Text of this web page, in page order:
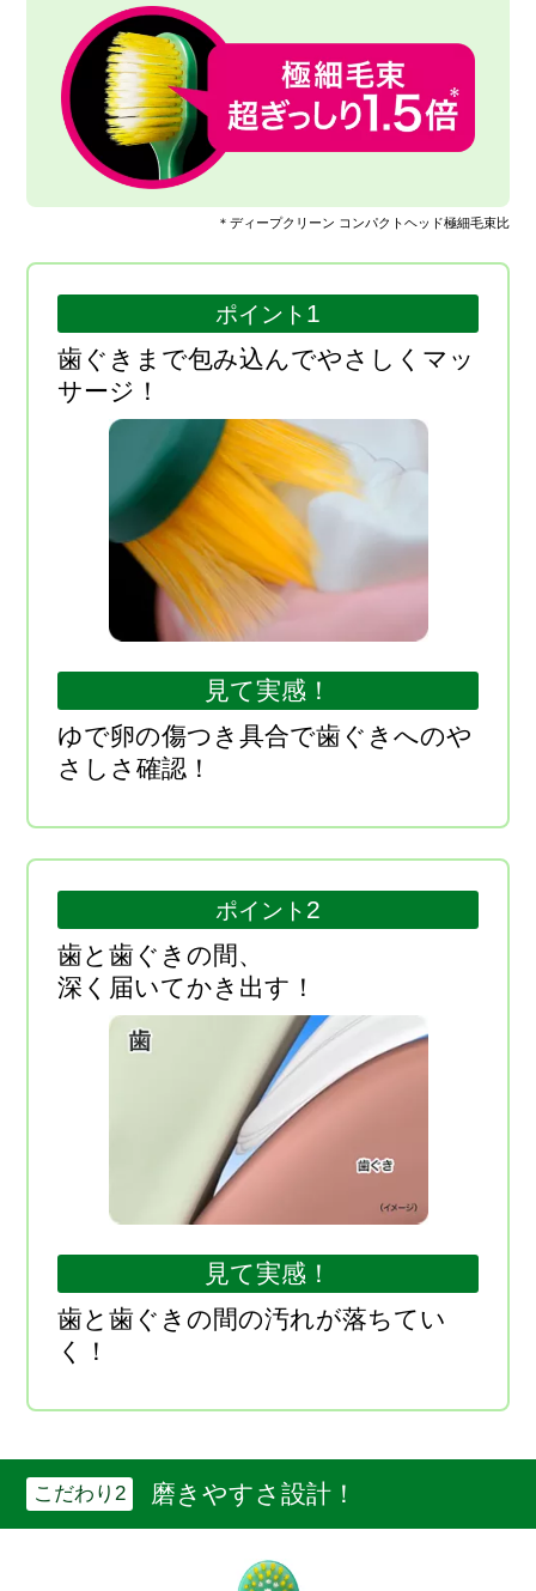
＊ディープクリーン コンパクトヘッド極細毛束比
ポイント 1
歯ぐきまで包み込んでやさしくマッ
サージ！
見て実感！
ゆで卵の傷つき具合で歯ぐきへのや
さしさ確認！
ポイント 2
歯と歯ぐきの間、
深く届いてかき出す！
見て実感！
歯と歯ぐきの間の汚れが落ちてい
く！
こだわり2 磨きやすさ設計！